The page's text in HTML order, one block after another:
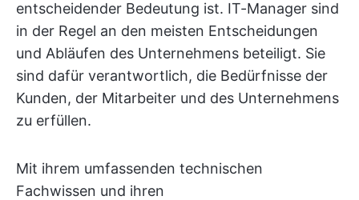
entscheidender Bedeutung ist. IT-Manager sind
in der Regel an den meisten Entscheidungen
und Abläufen des Unternehmens beteiligt. Sie
sind dafür verantwortlich, die Bedürfnisse der
Kunden, der Mitarbeiter und des Unternehmens
zu erfüllen.
Mit ihrem umfassenden technischen
Fachwissen und ihren